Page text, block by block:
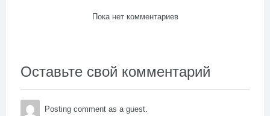
Пока нет комментариев
Оставьте свой комментарий
Posting comment as a guest.